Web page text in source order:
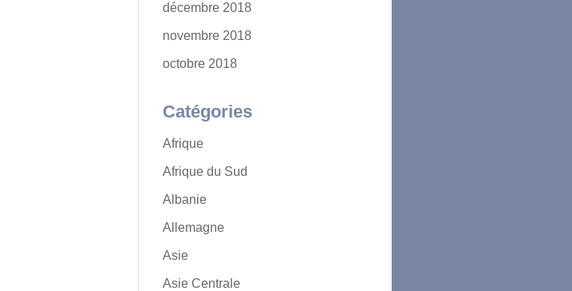
décembre 2018
novembre 2018
octobre 2018
Catégories
Afrique
Afrique du Sud
Albanie
Allemagne
Asie
Asie Centrale